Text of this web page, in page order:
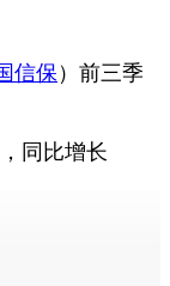
信保 ）前三季
同比增长